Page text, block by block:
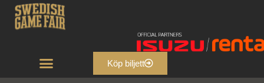
Köp biljett